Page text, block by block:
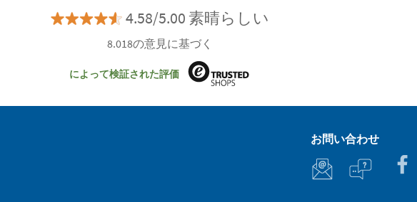
4.58/5.00 素晴らしい
8.018の意見に基づく
によって検証された評価
お問い合わせ